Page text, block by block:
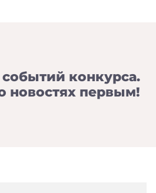
конкурса.
новостях первым!